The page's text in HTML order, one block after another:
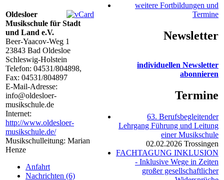
Oldesloer
Musikschule für Stadt
und Land e.V.
Beer-Yaacov-Weg 1
23843 Bad Oldesloe
Schleswig-Holstein
Telefon: 04531/804898,
Fax: 04531/804897
E-Mail-Adresse:
info@oldesloer-
musikschule.de
Internet:
http://www.oldesloer-
musikschule.de/
Musikschulleitung: Marian
Henze
Anfahrt
Nachrichten (6)
weitere Fortbildungen und
Termine
Newsletter
individuellen Newsletter
abonnieren
Termine
63. Berufsbegleitender
Lehrgang Führung und Leitung
einer Musikschule
02.02.2026 Trossingen
FACHTAGUNG INKLUSION
- Inklusive Wege in Zeiten
großer gesellschaftlicher